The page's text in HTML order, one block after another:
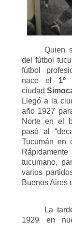
Quien
del fútbol
fútbol
nace el 1º
ciudad
Llegó a la
año 1927
Norte en el
pasó al
Tucumán en
tucumano,
varios
Buenos Aires
La
1929 en